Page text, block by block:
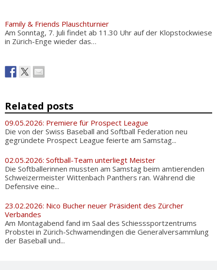
Family & Friends Plauschturnier
Am Sonntag, 7. Juli findet ab 11.30 Uhr auf der Klopstockwiese
in Zürich-Enge wieder das…
Related posts
09.05.2026: Premiere für Prospect League
Die von der Swiss Baseball and Softball Federation neu
gegründete Prospect League feierte am Samstag...
02.05.2026: Softball-Team unterliegt Meister
Die Softballerinnen mussten am Samstag beim amtierenden
Schweizermeister Wittenbach Panthers ran. Während die
Defensive eine...
23.02.2026: Nico Bucher neuer Präsident des Zürcher
Verbandes
Am Montagabend fand im Saal des Schiesssportzentrums
Probstei in Zürich-Schwamendingen die Generalversammlung
der Baseball und...